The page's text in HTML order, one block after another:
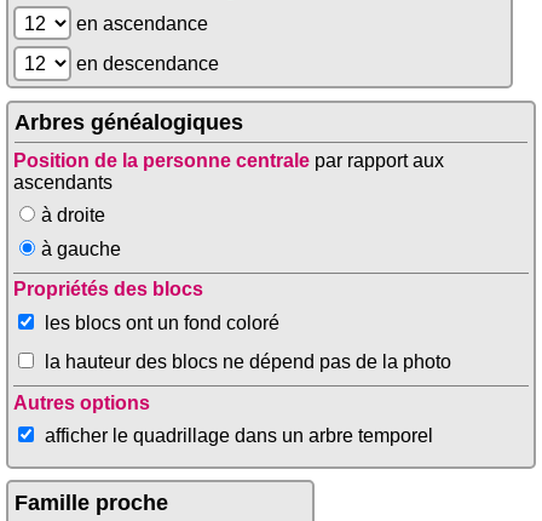
en ascendance
en descendance
Arbres généalogiques
Position de la personne centrale par rapport aux
ascendants
à droite
à gauche
Propriétés des blocs
les blocs ont un fond coloré
la hauteur des blocs ne dépend pas de la photo
Autres options
afficher le quadrillage dans un arbre temporel
Famille proche